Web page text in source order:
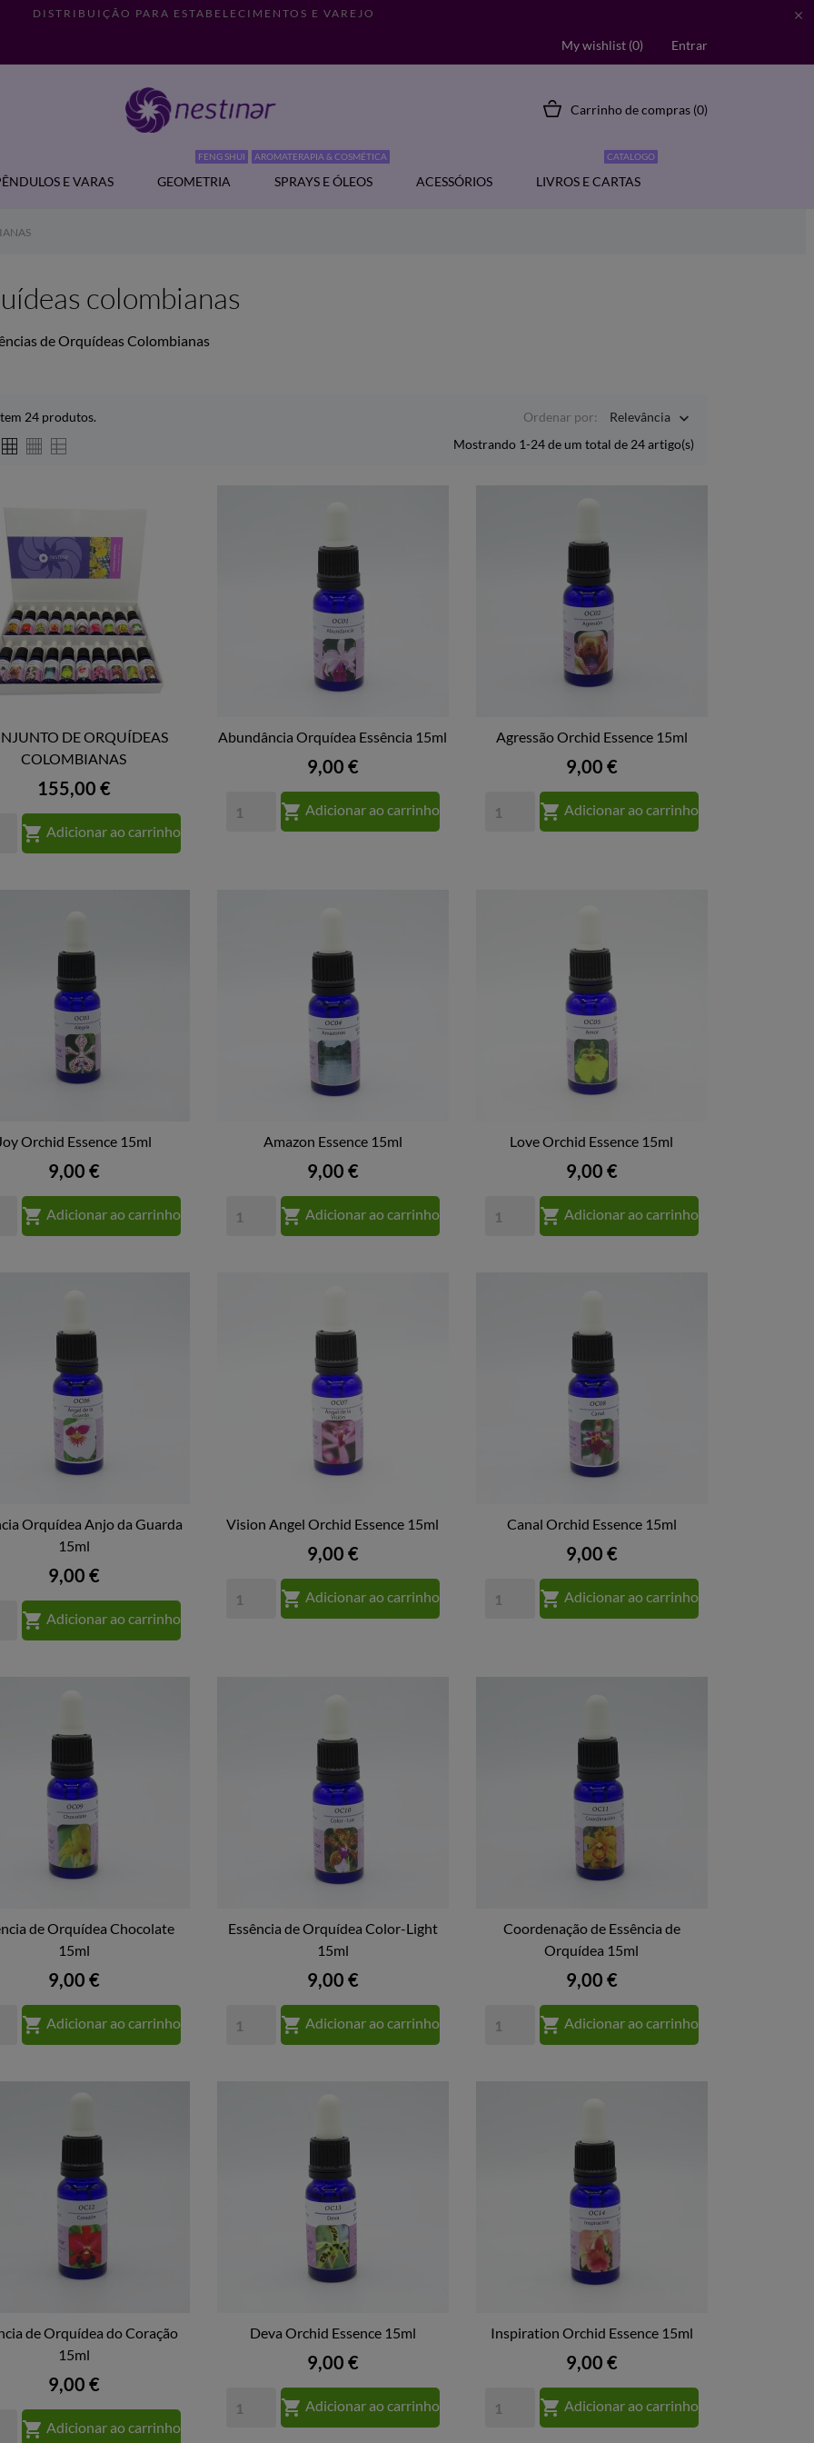
DISTRIBUIÇÃO PARA ESTABELECIMENTOS E VAREJO 
My wishlist (0) Entrar
Carrinho de compras (0)
E VARAS GEOMETRIA
FENG SHUI
SPRAYS E ÓLEOS
AROMATERAPIA & COSMÉTICA
ACESSÓRIOS LIVROS E CARTAS
CATALOGO
colombianas
de Orquídeas Colombianas
24 produtos. Ordenar por: Relevância 
Mostrando 1-24 de um total de 24 artigo(s)
VISTA RÁPIDA
DE ORQUÍDEAS
COLOMBIANAS
Preço
155,00 €
 Adicionar ao carrinho
VISTA RÁPIDA
Abundância Orquídea Essência 15ml
Preço
9,00 €
 Adicionar ao carrinho
VISTA RÁPIDA
Agressão Orchid Essence 15ml
Preço
9,00 €
 Adicionar ao carrinho
VISTA RÁPIDA
Orchid Essence 15ml
Preço
9,00 €
 Adicionar ao carrinho
VISTA RÁPIDA
Amazon Essence 15ml
Preço
9,00 €
 Adicionar ao carrinho
VISTA RÁPIDA
Love Orchid Essence 15ml
Preço
9,00 €
 Adicionar ao carrinho
VISTA RÁPIDA
Orquídea Anjo da Guarda
15ml
Preço
9,00 €
 Adicionar ao carrinho
VISTA RÁPIDA
Vision Angel Orchid Essence 15ml
Preço
9,00 €
 Adicionar ao carrinho
VISTA RÁPIDA
Canal Orchid Essence 15ml
Preço
9,00 €
 Adicionar ao carrinho
VISTA RÁPIDA
de Orquídea Chocolate
15ml
Preço
9,00 €
 Adicionar ao carrinho
VISTA RÁPIDA
Essência de Orquídea Color-Light
15ml
Preço
9,00 €
 Adicionar ao carrinho
VISTA RÁPIDA
Coordenação de Essência de
Orquídea 15ml
Preço
9,00 €
 Adicionar ao carrinho
VISTA RÁPIDA
de Orquídea do Coração
15ml
Preço
9,00 €
 Adicionar ao carrinho
VISTA RÁPIDA
Deva Orchid Essence 15ml
Preço
9,00 €
 Adicionar ao carrinho
VISTA RÁPIDA
Inspiration Orchid Essence 15ml
Preço
9,00 €
 Adicionar ao carrinho